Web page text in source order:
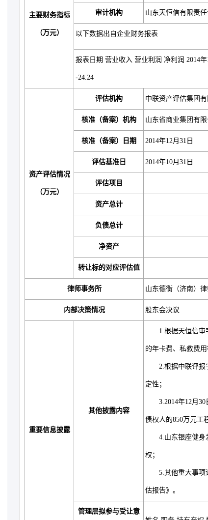
主要财务指标
（万元）
审计机构 山东天恒信有限责
以下数据出自企业财务报表
报表日期 营业收入 营业利润 净利润 2014
-24.24
资产评估情况
（万元）
评估机构 中联资产评估集团有
核准（备案）机构 山东省商业集团有限
核准（备案）日期 2014年12月31日
评估基准日 2014年10月31日
评估项目
资产总计
负债总计
净资产
转让标的对应评估值
律师事务所 山东德衡（济南）
内部决策情况 股东会决议
重要信息披露
其他披露内容
1.根据天恒信审字
的年卡费、私教费
2.根据中联评报字
定性；
3.2014年12月30
债权人的850万元工
4.山东银座健身发
权；
5.其他重大事项详
估报告》。
管理层拟参与受让意